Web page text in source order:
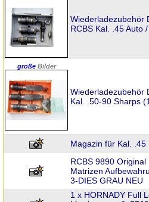
Wiederladezubehör
RCBS Kal. .45 Auto
große Bilder
Wiederladezubehör
Kal. .50-90 Sharps
Magazin für Kal. .45
RCBS 9890
Matrizen
3-DIES GRAU NEU
1 x HORNADY Full